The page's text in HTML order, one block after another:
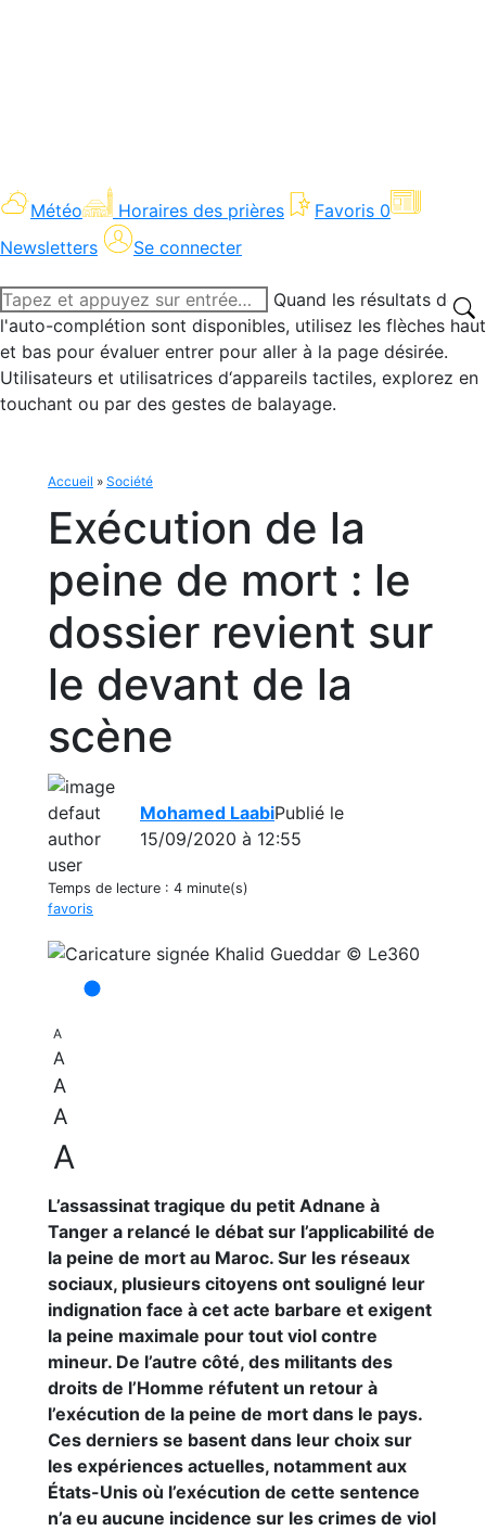
Météo Horaires des prières Favoris 0
Newsletters
Se connecter
Recherche
:
Quand les résultats de
l'auto-complétion sont disponibles, utilisez les flèches haut
et bas pour évaluer entrer pour aller à la page désirée.
Utilisateurs et utilisatrices d‘appareils tactiles, explorez en
touchant ou par des gestes de balayage.
Accueil » Société
Exécution de la
peine de mort : le
dossier revient sur
le devant de la
scène
Mohamed LaabiPublié le
15/09/2020 à 12:55
Temps de lecture : 4 minute(s)
favoris
A
A
A
A
A
L’assassinat tragique du petit Adnane à
Tanger a relancé le débat sur l’applicabilité de
la peine de mort au Maroc. Sur les réseaux
sociaux, plusieurs citoyens ont souligné leur
indignation face à cet acte barbare et exigent
la peine maximale pour tout viol contre
mineur. De l’autre côté, des militants des
droits de l’Homme réfutent un retour à
l’exécution de la peine de mort dans le pays.
Ces derniers se basent dans leur choix sur
les expériences actuelles, notamment aux
États-Unis où l’exécution de cette sentence
n’a eu aucune incidence sur les crimes de viol